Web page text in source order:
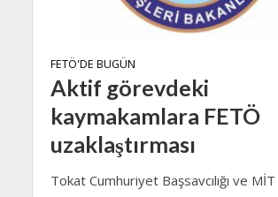
FETÖ'DE BUGÜN
Aktif görevdeki
kaymakamlara FETÖ
uzaklaştırması
Tokat Cumhuriyet Başsavcılığı ve